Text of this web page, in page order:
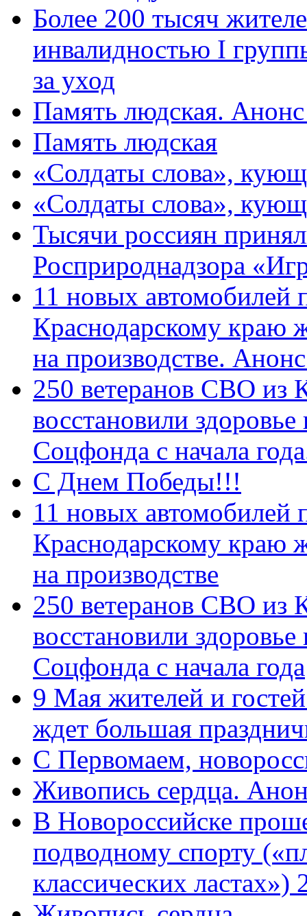
Более 200 тысяч
инвалидностью I
за уход
Память людская.
Память людская
«Солдаты слова»,
«Солдаты слова»,
Тысячи россиян
Росприроднадзора
11 новых автомобилей
Краснодарскому краю
на производстве.
250 ветеранов СВО из
восстановили
Соцфонда с начала
С Днем Победы!!!
11 новых автомобилей
Краснодарскому краю
на производстве
250 ветеранов СВО из
восстановили
Соцфонда с начала года
9 Мая жителей и
ждет большая
C Первомаем,
Живопись сердца.
В Новороссийске
подводному спорту
классических